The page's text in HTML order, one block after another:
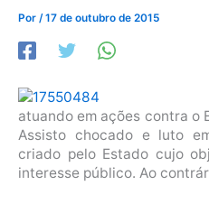
Por /17 de outubro de 2015
atuando em ações contra o
Assisto chocado e luto
criado pelo Estado cujo
interesse público. Ao